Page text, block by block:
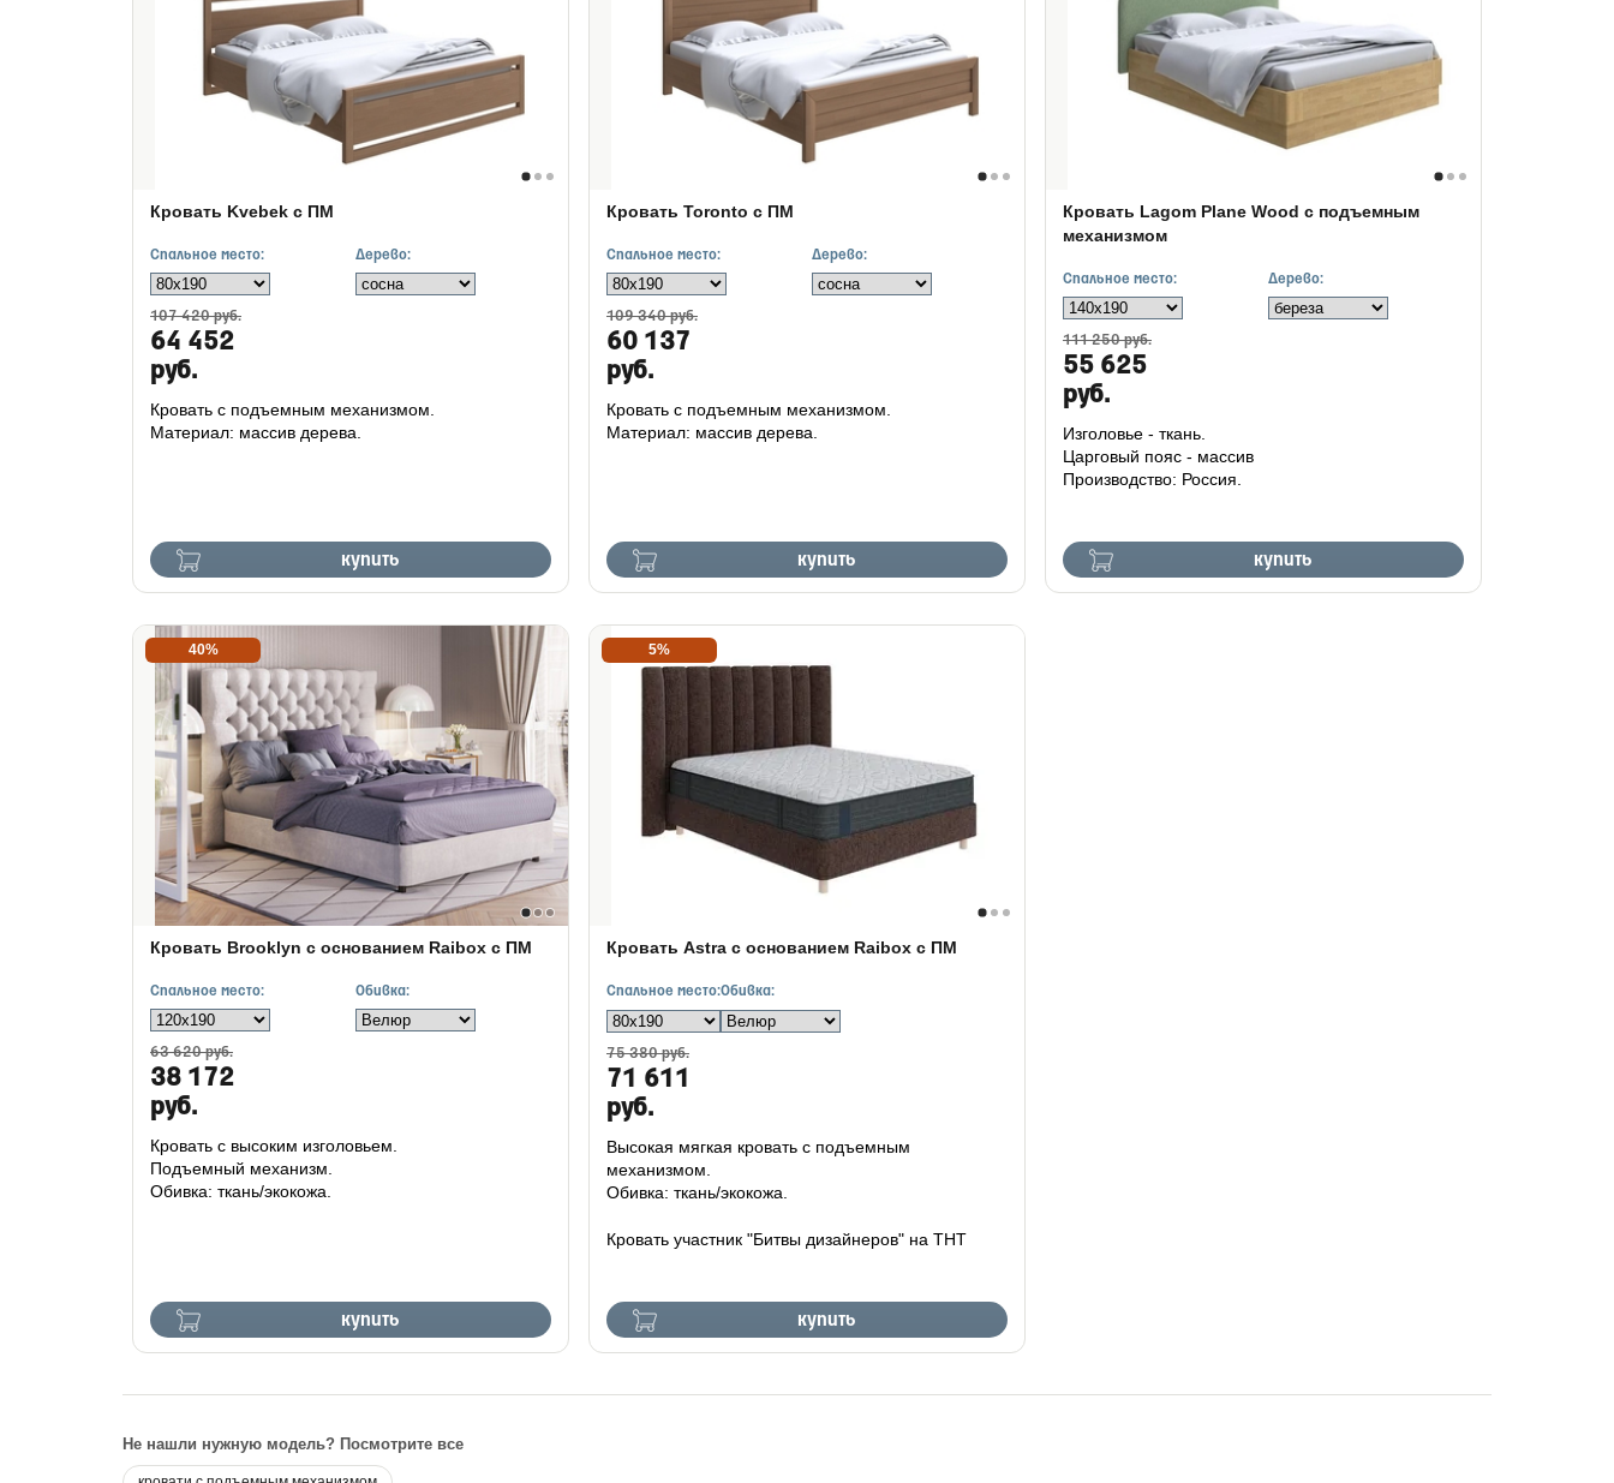
Кровать Kvebek с ПМ
Спальное место: Дерево:
107 420 руб.
64 452
руб.
купить
Кровать с подъемным механизмом.
Материал: массив дерева.
Кровать Toronto с ПМ
Спальное место: Дерево:
109 340 руб.
60 137
руб.
купить
Кровать с подъемным механизмом.
Материал: массив дерева.
Кровать Lagom Plane Wood с подъемным
механизмом
Спальное место: Дерево:
111 250 руб.
55 625
руб.
купить
Изголовье - ткань.
Царговый пояс - массив
Производство: Россия.
40%
Кровать Brooklyn с основанием Raibox с ПМ
Спальное место: Обивка:
63 620 руб.
38 172
руб.
купить
Кровать с высоким изголовьем.
Подъемный механизм.
Обивка: ткань/экокожа.
5%
Кровать Astra с основанием Raibox с ПМ
Спальное место:Обивка:
75 380 руб.
71 611
руб.
купить
Высокая мягкая кровать с подъемным
механизмом.
Обивка: ткань/экокожа.
Кровать участник "Битвы дизайнеров" на ТНТ
Не нашли нужную модель? Посмотрите все